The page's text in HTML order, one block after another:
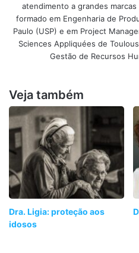
atendimento a grandes
formado em Engenharia de
Paulo (USP) e em Project
Sciences Appliquées de
Gestão de Recursos
Veja também
Dra. Ligia: proteção aos
idosos